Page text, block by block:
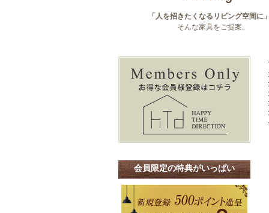
「人を招きたくなるリビング空間に
そんな家具をご提案。
会員限定の特典がいっぱい